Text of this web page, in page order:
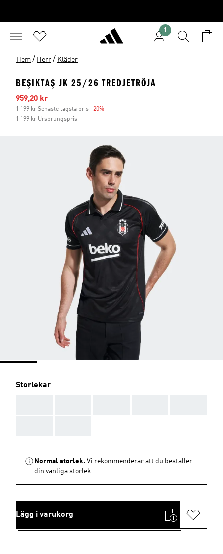
1
Hem / Herr / Kläder
BEŞIKTAŞ JK 25/26 TREDJETRÖJA
Reapris
959,20 kr
1 199 kr Senaste lägsta pris -20%
1 199 kr Ursprungspris
Storlekar
Normal storlek. Vi rekommenderar att du beställer
din vanliga storlek.
Lägg i varukorg